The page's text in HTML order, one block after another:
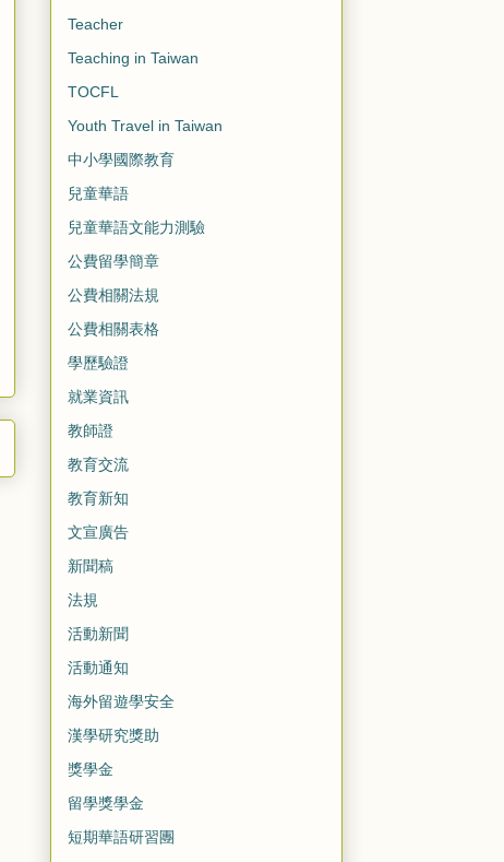
Teacher
Teaching in Taiwan
TOCFL
Youth Travel in Taiwan
中小學國際教育
兒童華語
兒童華語文能力測驗
公費留學簡章
公費相關法規
公費相關表格
學歷驗證
就業資訊
教師證
教育交流
教育新知
文宣廣告
新聞稿
法規
活動新聞
活動通知
海外留遊學安全
漢學研究獎助
獎學金
留學獎學金
短期華語研習團